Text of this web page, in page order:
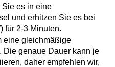
Sie es in eine
und erhitzen Sie es bei
für 2-3 Minuten.
eine gleichmäßige
Die genaue Dauer kann je
daher empfehlen wir,